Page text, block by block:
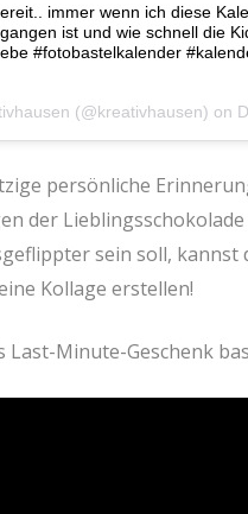
immer wenn ich diese
ist und wie schnell die
#fotobastelkalender
(@kreativhausen) on
persönliche
der
sein soll,
Kollage erstellen!
Last-Minute-Geschenk